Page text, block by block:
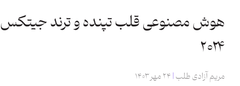
هوش مصنوعی قلب تپنده و ترند جیتکس
۲۰۲۴
مریم آزادی طلب ۲۴ مهر ۱۴۰۳